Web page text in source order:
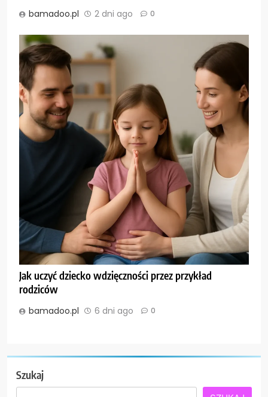
bamadoo.pl 2 dni ago 0
Jak uczyć dziecko wdzięczności przez przykład
rodziców
bamadoo.pl 6 dni ago 0
Szukaj